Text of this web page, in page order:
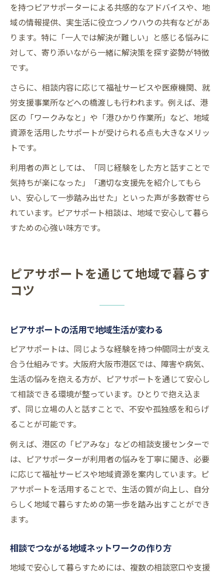
を持つピアサポーターによる共感的なアドバイスや、地
域の情報提供、実生活に役立つノウハウの共有などがあ
ります。特に「一人では解決が難しい」と感じる悩みに
対して、寄り添いながら一緒に解決策を探す姿勢が特徴
です。
さらに、相談内容に応じて福祉サービスや医療機関、就
労支援事業所などへの橋渡しも行われます。例えば、港
区の「ワークみなと」や「港ひかり作業所」など、地域
資源を活用したサポートが受けられる点も大きなメリッ
トです。
利用者の声としては、「同じ経験をした方と話すことで
気持ちが楽になった」「適切な支援先を紹介してもら
い、安心して一歩踏み出せた」といった声が多数寄せら
れています。ピアサポート相談は、地域で安心して暮ら
すための心強い味方です。
ピアサポートを通じて地域で暮らす
コツ
ピアサポートの活用で地域生活が変わる
ピアサポートは、同じような経験を持つ仲間同士が支え
合う仕組みです。大阪府大阪市港区では、障害や病気、
生活の悩みを抱える方が、ピアサポートを通じて安心し
て相談できる環境が整っています。ひとりで抱え込ま
ず、同じ立場の人と話すことで、不安や孤独感を和らげ
ることが可能です。
例えば、港区の「ピアみな」などの相談支援センターで
は、ピアサポーターが利用者の悩みを丁寧に聞き、必要
に応じて福祉サービスや地域資源を案内しています。ピ
アサポートを活用することで、生活の質が向上し、自分
らしく地域で暮らすための第一歩を踏み出すことができ
ます。
相談でつながる地域ネットワークの作り方
地域で安心して暮らすためには、複数の相談窓口や支援